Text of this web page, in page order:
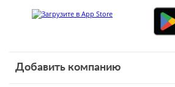
Добавить компанию